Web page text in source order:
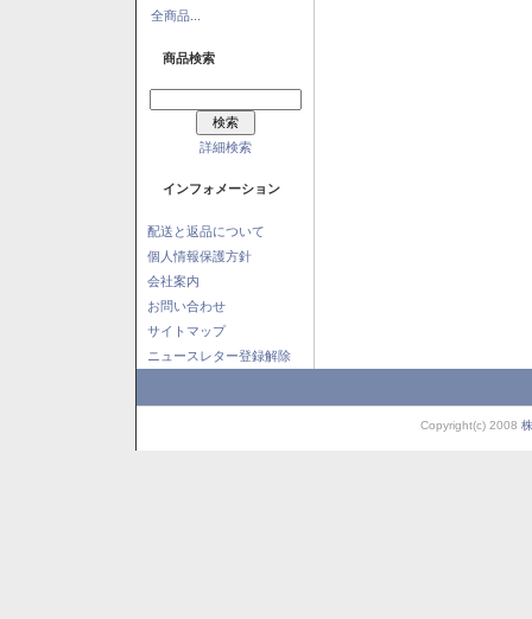
全商品...
商品検索
詳細検索
インフォメーション
配送と返品について
個人情報保護方針
会社案内
お問い合わせ
サイトマップ
ニュースレター登録解除
Copyright(c) 2008